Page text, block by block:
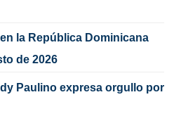
la República Dominicana
de 2026
Paulino expresa orgullo por